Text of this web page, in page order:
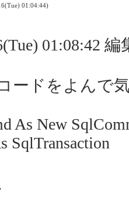
01:04:44)
01:08:42
ードをよんで
As New
SqlTransaction